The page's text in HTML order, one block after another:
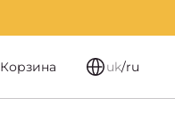
Корзина uk/ru